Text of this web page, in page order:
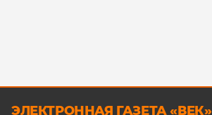
ЭЛЕКТРОННАЯ ГАЗЕТА «ВЕК»